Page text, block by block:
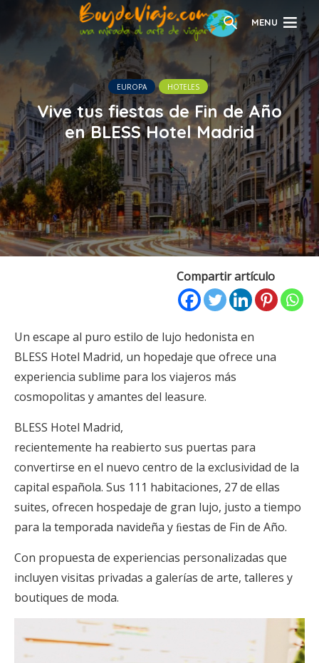
MENU
EUROPA HOTELES
Vive tus fiestas de Fin de Año
en BLESS Hotel Madrid
Compartir artículo
Un escape al puro estilo de lujo hedonista en
BLESS Hotel Madrid, un hopedaje que ofrece una
experiencia sublime para los viajeros más
cosmopolitas y amantes del leasure.
BLESS Hotel Madrid,
recientemente ha reabierto sus puertas para
convertirse en el nuevo centro de la exclusividad de la
capital española. Sus 111 habitaciones, 27 de ellas
suites, ofrecen hospedaje de gran lujo, justo a tiempo
para la temporada navideña y ﬁestas de Fin de Año.
Con propuesta de experiencias personalizadas que
incluyen visitas privadas a galerías de arte, talleres y
boutiques de moda.